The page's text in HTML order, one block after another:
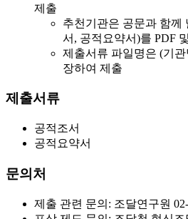
제출
추천기관은 공문과 함께
서, 공적요약서)를 PDF
제출서류 파일명은 (기
장하여 제출
제출서류
공적조서
공적요약서
문의처
제출 관련 문의: 조달연구원